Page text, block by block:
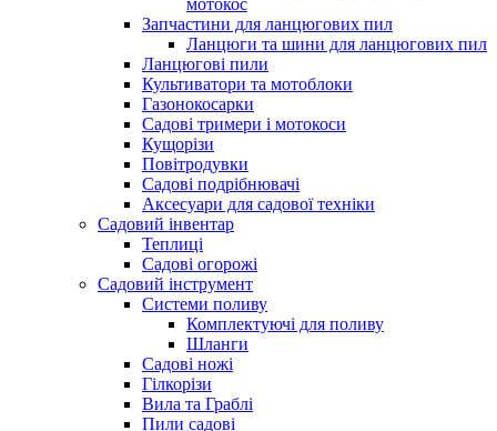
мотокос
Запчастини для ланцюгових пил
Ланцюги та шини для ланцюгових пил
Ланцюгові пили
Культиватори та мотоблоки
Газонокосарки
Садові тримери і мотокоси
Кущорізи
Повітродувки
Садові подрібнювачі
Аксесуари для садової техніки
Садовий інвентар
Теплиці
Садові огорожі
Садовий інструмент
Системи поливу
Комплектуючі для поливу
Шланги
Садові ножі
Гілкорізи
Вила та Граблі
Пили садові